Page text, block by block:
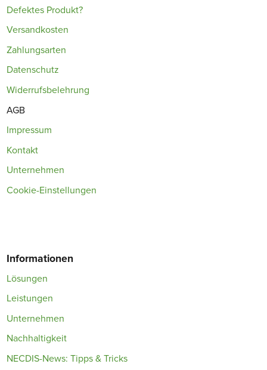
Defektes Produkt?
Versandkosten
Zahlungsarten
Datenschutz
Widerrufsbelehrung
AGB
Impressum
Kontakt
Unternehmen
Cookie-Einstellungen
Informationen
Lösungen
Leistungen
Unternehmen
Nachhaltigkeit
NECDIS-News: Tipps & Tricks